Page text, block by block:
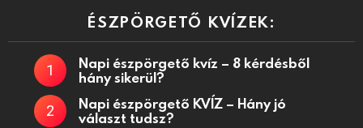
ÉSZPÖRGETŐ KVÍZEK:
Napi észpörgető kvíz – 8 kérdésből
hány sikerül?
Napi észpörgető KVÍZ – Hány jó
választ tudsz?